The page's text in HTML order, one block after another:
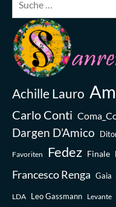
Achille Lauro
Carlo Conti
Dargen D’Amico
Favoriten Fedez Finale
Francesco Renga Gaia
LDA Leo Gassmann Levante